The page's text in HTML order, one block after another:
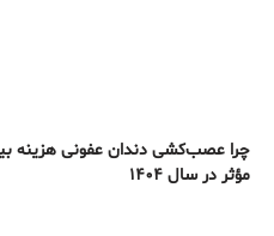
چرا عصب‌کشی دندان عفونی هزینه
مؤثر در سال ۱۴۰۴